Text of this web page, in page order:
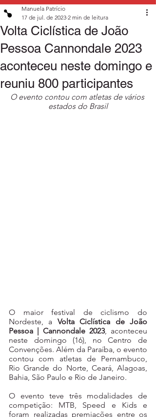
Volta Ciclística de João
Pessoa Cannondale 2023
aconteceu neste domingo e
reuniu 800 participantes
Manuela Patrício
17 de jul. de 2023 2 min de leitura
O evento contou com atletas de vários
estados do Brasil
O maior festival de ciclismo do
Nordeste, a Volta Ciclística de João
Pessoa | Cannondale 2023, aconteceu
neste domingo (16), no Centro de
Convenções. Além da Paraíba, o evento
contou com atletas de Pernambuco,
Rio Grande do Norte, Ceará, Alagoas,
Bahia, São Paulo e Rio de Janeiro.
O evento teve três modalidades de
competição: MTB, Speed e Kids e
foram realizadas premiações entre os